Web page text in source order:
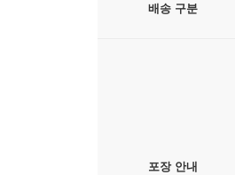
배송 구분
포장 안내